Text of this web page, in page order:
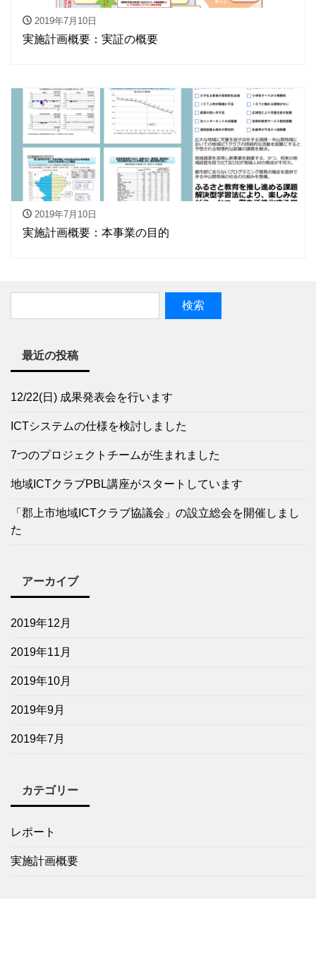
2019年7月10日
実施計画概要：実証の概要
2019年7月10日
実施計画概要：本事業の目的
最近の投稿
12/22(日) 成果発表会を行います
ICTシステムの仕様を検討しました
7つのプロジェクトチームが生まれました
地域ICTクラブPBL講座がスタートしています
「郡上市地域ICTクラブ協議会」の設立総会を開催しまし
た
アーカイブ
2019年12月
2019年11月
2019年10月
2019年9月
2019年7月
カテゴリー
レポート
実施計画概要